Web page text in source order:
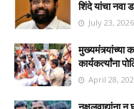
शिंदे यांचा नवा
July 23, 2026
मुख्यमंत्र्यांच्या
कार्यकर्त्यांना
April 28,